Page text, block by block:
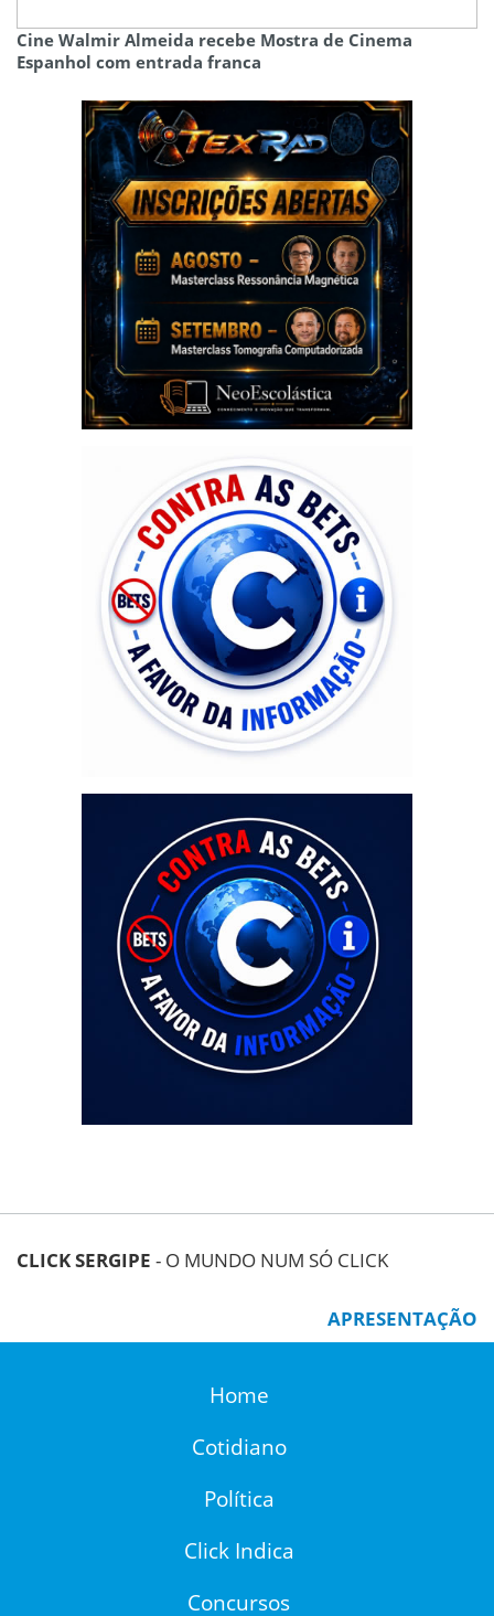
Cine Walmir Almeida recebe Mostra de Cinema
Espanhol com entrada franca
CLICK SERGIPE - O MUNDO NUM SÓ CLICK
APRESENTAÇÃO
Home
Cotidiano
Política
Click Indica
Concursos